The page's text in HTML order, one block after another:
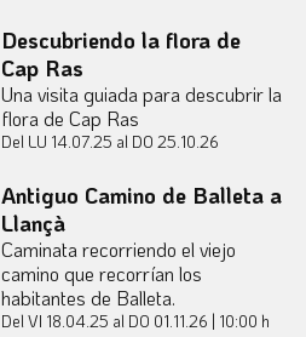
Descubriendo la flora de
Cap Ras
Una visita guiada para descubrir la
flora de Cap Ras
Del LU 14.07.25 al DO 25.10.26
Antiguo Camino de Balleta a
Llançà
Caminata recorriendo el viejo
camino que recorrían los
habitantes de Balleta.
Del VI 18.04.25 al DO 01.11.26 | 10:00 h